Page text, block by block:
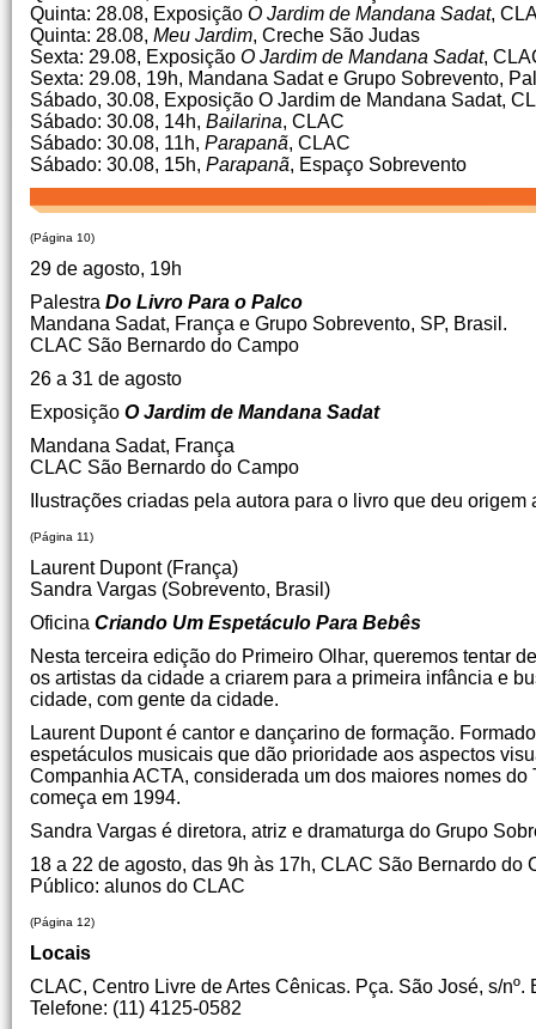
Quinta: 28.08, Exposição O Jardim de Mandana Sadat,
Quinta: 28.08, Meu Jardim, Creche São Judas
Sexta: 29.08, Exposição O Jardim de Mandana Sadat,
Sexta: 29.08, 19h, Mandana Sadat e Grupo Sobrevento,
Sábado, 30.08, Exposição O Jardim de Mandana Sadat,
Sábado: 30.08, 14h, Bailarina, CLAC
Sábado: 30.08, 11h, Parapanã, CLAC
Sábado: 30.08, 15h, Parapanã, Espaço Sobrevento
(Página 10)
29 de agosto, 19h
Palestra Do Livro Para o Palco
Mandana Sadat, França e Grupo Sobrevento, SP, Brasil.
CLAC São Bernardo do Campo
26 a 31 de agosto
Exposição O Jardim de Mandana Sadat
Mandana Sadat, França
CLAC São Bernardo do Campo
Ilustrações criadas pela autora para o livro que deu
(Página 11)
Laurent Dupont (França)
Sandra Vargas (Sobrevento, Brasil)
Oficina Criando Um Espetáculo Para Bebês
Nesta terceira edição do Primeiro Olhar, queremos tentar
os artistas da cidade a criarem para a primeira infância e
cidade, com gente da cidade.
Laurent Dupont é cantor e dançarino de formação.
espetáculos musicais que dão prioridade aos aspectos
Companhia ACTA, considerada um dos maiores nomes
começa em 1994.
Sandra Vargas é diretora, atriz e dramaturga do Grupo
18 a 22 de agosto, das 9h às 17h, CLAC São Bernardo do
Público: alunos do CLAC
(Página 12)
Locais
CLAC, Centro Livre de Artes Cênicas. Pça. São José, s/
Telefone: (11) 4125-0582